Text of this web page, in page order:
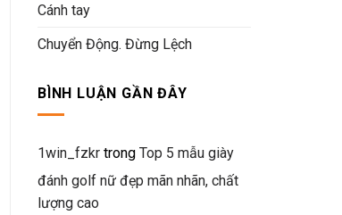
Cánh tay
Chuyển Động. Đừng Lệch
BÌNH LUẬN GẦN ĐÂY
1win_fzkr trong Top 5 mẫu giày
đánh golf nữ đẹp mãn nhãn, chất
lượng cao